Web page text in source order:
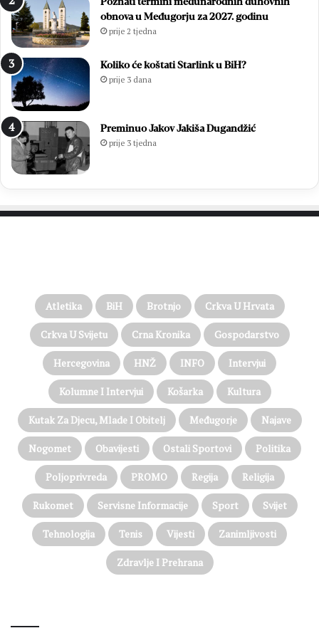
obnova u Međugorju za 2027. godinu
prije 2 tjedna
Koliko će koštati Starlink u BiH?
prije 3 dana
Preminuo Jakov Jakiša Dugandžić
prije 3 tjedna
Atletika BiH Brotnjo Crkva U Hrvata
Crkva U Svijetu Crna Kronika Gospodarstvo
Hercegovina HNŽ INFO Intervjui
Kolumne I Intervjui Košarka Kultura
Kutak Za Djecu, Mlade I Obitelj Međugorje Najave
Nogomet Obavijesti Ostali Sportovi Politika
Poljoprivreda PROMO Regija Religija
Rukomet Servisne Informacije Sport Svijet
Tehnologija Tenis Vijesti Zanimljivosti
Zdravlje I Prehrana